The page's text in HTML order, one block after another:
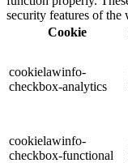
security features of the
Cookie
cookielawinfo-
checkbox-analytics
cookielawinfo-
checkbox-functional